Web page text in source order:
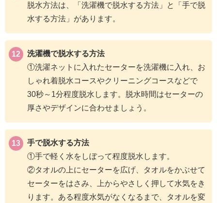
脱水方法は、「洗濯機で脱水する方法」と「手で脱
水する方法」があります。
洗濯機で脱水する方法
①洗濯ネットに入れたセーターを洗濯機に入れ、お
しゃれ着脱水コースやクリーニングコースなどで
30秒～1分程度脱水します。脱水時間はセーターの
厚さやデザインに合わせましょう。
手で脱水する方法
①手で軽く水をしぼって程度脱水します。
②タオルの上にセーターを広げ、タオルをかぶせて
セーターをはさみ、上からやさしく押して水気をき
ります。ある程度水気がなくなるまで、タオルを変